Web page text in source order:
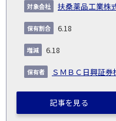
扶桑薬品工業株
6.18
6.18
ＳＭＢＣ日興証券
記事を見る